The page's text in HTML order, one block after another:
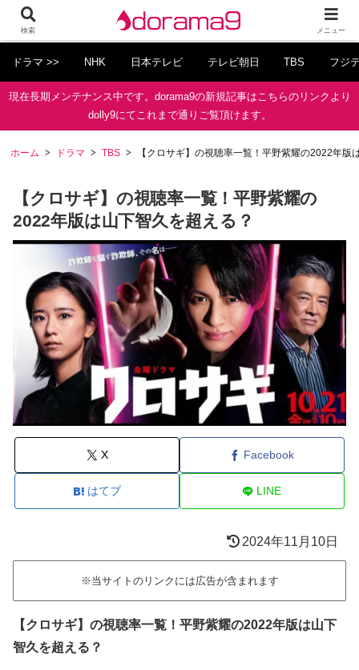
ドラマ >> NHK 日本テレビ テレビ朝日 TBS フジ
現在長期メンテナンス中です。dorama9の新規記事はこちらのリンクより
dolly9にてこれまで通りご覧頂けます。
ホーム ドラマ TBS 【クロサギ】の視聴率一覧！平野紫耀の2022年版
【クロサギ】の視聴率一覧！平野紫耀の
2022年版は山下智久を超える？
X Facebook
はてブ LINE
2024年11月10日
※当サイトのリンクには広告が含まれます
【クロサギ】の視聴率一覧！平野紫耀の2022年版は山下
智久を超える？
検索 メニュー